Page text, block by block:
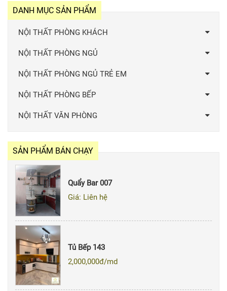
DANH MỤC SẢN PHẨM
NỘI THẤT PHÒNG KHÁCH
NỘI THẤT PHÒNG NGỦ
NỘI THẤT PHÒNG NGỦ TRẺ EM
NỘI THẤT PHÒNG BẾP
NỘI THẤT VĂN PHÒNG
SẢN PHẨM BÁN CHẠY
Quẩy Bar 007
Giá: Liên hệ
Tủ Bếp 143
2,000,000đ/md